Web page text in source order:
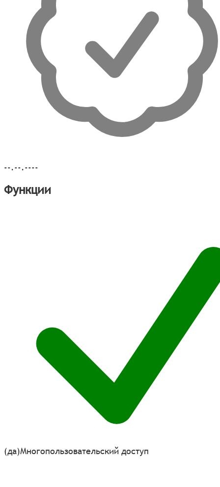
--.--.----
Функции
(да)Многопользовательский доступ